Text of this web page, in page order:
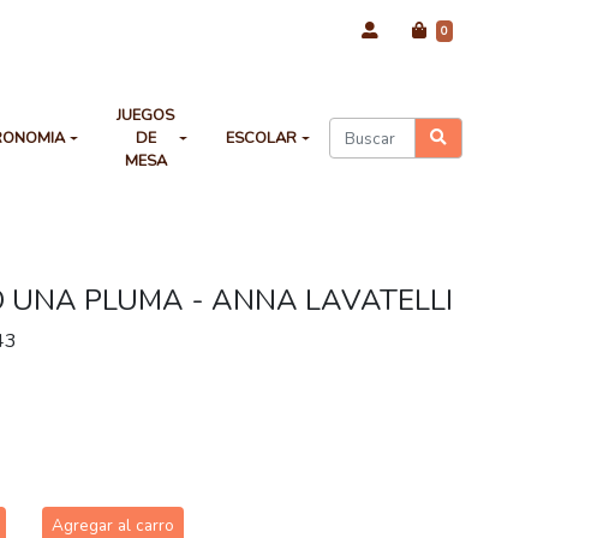
0
JUEGOS
DE
MESA
ESCOLAR
UNA PLUMA - ANNA LAVATELLI
Agregar al carro